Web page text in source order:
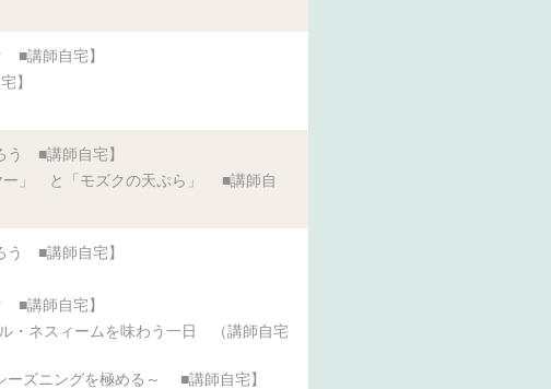
■講師自宅】
】
う ■講師自宅】
ー」 と「モズクの天ぷら」 ■講師自
う ■講師自宅】
■講師自宅】
・ネスィームを味わう一日 （講師自宅
ーズニングを極める～ ■講師自宅】